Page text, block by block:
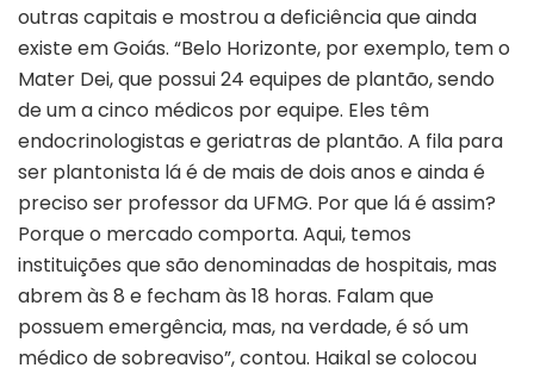
outras capitais e mostrou a deficiência que ainda
existe em Goiás. “Belo Horizonte, por exemplo, tem o
Mater Dei, que possui 24 equipes de plantão, sendo
de um a cinco médicos por equipe. Eles têm
endocrinologistas e geriatras de plantão. A fila para
ser plantonista lá é de mais de dois anos e ainda é
preciso ser professor da UFMG. Por que lá é assim?
Porque o mercado comporta. Aqui, temos
instituições que são denominadas de hospitais, mas
abrem às 8 e fecham às 18 horas. Falam que
possuem emergência, mas, na verdade, é só um
médico de sobreaviso”, contou. Haikal se colocou